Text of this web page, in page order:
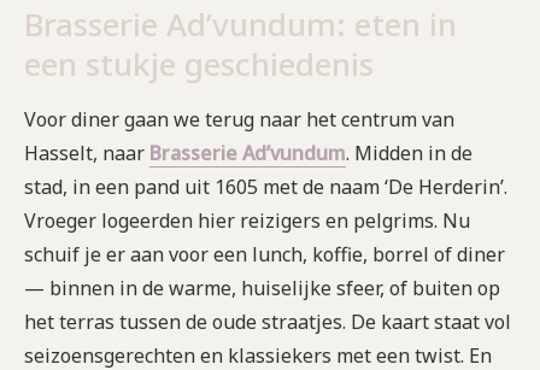
Brasserie Ad’vundum: eten in
een stukje geschiedenis
Voor diner gaan we terug naar het centrum van
Hasselt, naar Brasserie Ad’vundum. Midden in de
stad, in een pand uit 1605 met de naam ‘De Herderin’.
Vroeger logeerden hier reizigers en pelgrims. Nu
schuif je er aan voor een lunch, koffie, borrel of diner
— binnen in de warme, huiselijke sfeer, of buiten op
het terras tussen de oude straatjes. De kaart staat vol
seizoensgerechten en klassiekers met een twist. En